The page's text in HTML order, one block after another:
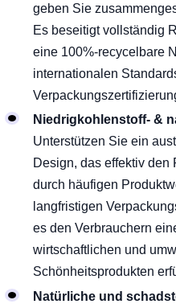
geben Sie
Es beseitigt vollständig
eine 100%-recycelbare
internationalen
Niedrigkohlenstoff- &
Unterstützen Sie ein
Design, das effektiv den
durch häufigen
langfristigen
es den Verbrauchern
wirtschaftlichen und
Schönheitsprodukten
Natürliche und